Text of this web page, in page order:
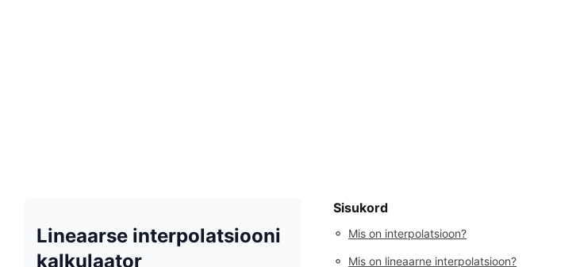
Lineaarse interpolatsiooni
kalkulaator
Sisukord
◦ Mis on interpolatsioon?
◦ Mis on lineaarne interpolatsioon?